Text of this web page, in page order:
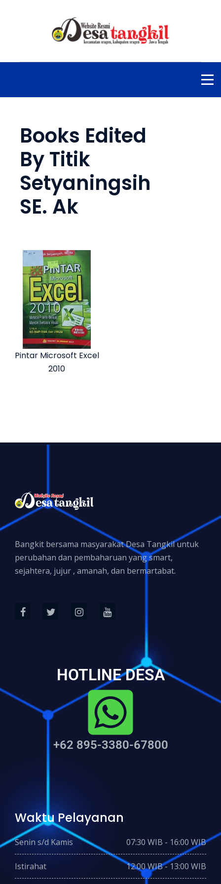
Books Edited
By Titik
Setyaningsih
SE. Ak
Pintar Microsoft Excel
2010
Bangkit bersama masyarakat Desa Tangkil untuk
perubahan dan pembaharuan yang smart,
sejahtera, jujur , amanah, dan bermartabat.
HOTLINE DESA
+62 895-3380-67800
Waktu Pelayanan
Senin s/d Kamis 07:30 WIB - 16:00 WIB
Istirahat 12:00 WIB - 13:00 WIB